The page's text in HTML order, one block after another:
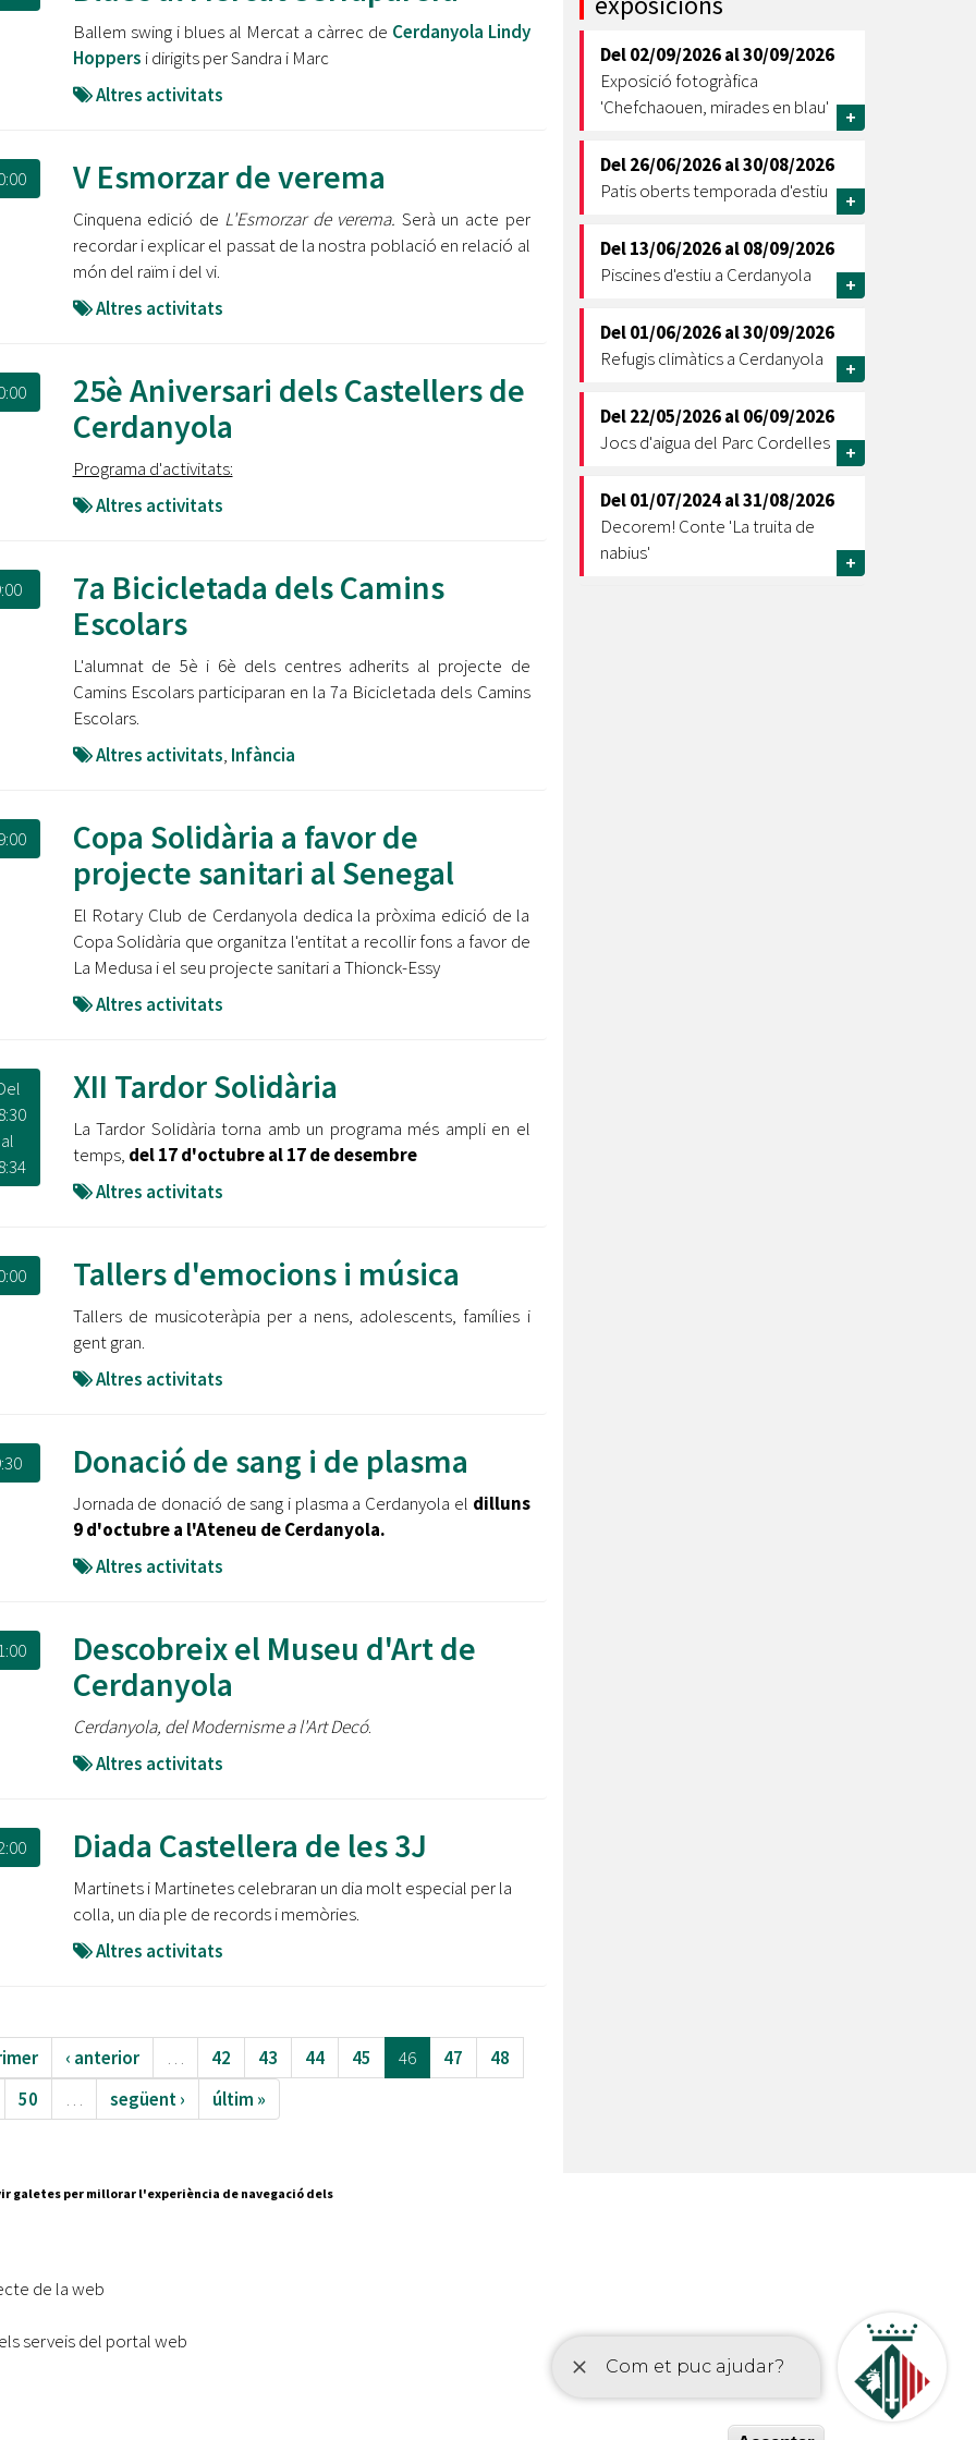
Ètica i Integritat
Retiment de Comptes
Dades Obertes
Catàleg de Serveis i Tràmits
Oberta la convocatòria d'Ajuts per a l'autoocupació
jove 2026
Barris per transformar les Fontetes, Quatre Cantons i
El FIT presenta el cartell de la seva 16a edició i dona el
tret de sortida al festival
L’Ajuntament reparteix ulleres gratuïtes per veure
l'eclipsi solar
Equipaments
Mercats Municipals
Webs Municipals
Ballem swing i blues al Mercat a càrrec de Cerdanyola Lindy
Hoppers i dirigits per Sandra i Marc
Altres activitats
V Esmorzar de verema
Cinquena edició de L'Esmorzar de verema. Serà un acte per
recordar i explicar el passat de la nostra població en relació al
món del raïm i del vi.
Altres activitats
25è Aniversari dels Castellers de
Cerdanyola
Programa d'activitats:
Altres activitats
7a Bicicletada dels Camins
Escolars
L'alumnat de 5è i 6è dels centres adherits al projecte de
Camins Escolars participaran en la 7a Bicicletada dels Camins
Escolars.
Altres activitats, Infància
Copa Solidària a favor de
projecte sanitari al Senegal
El Rotary Club de Cerdanyola dedica la pròxima edició de la
Copa Solidària que organitza l'entitat a recollir fons a favor de
La Medusa i el seu projecte sanitari a Thionck-Essy
Altres activitats
al
XII Tardor Solidària
La Tardor Solidària torna amb un programa més ampli en el
temps, del 17 d'octubre al 17 de desembre
Altres activitats
Tallers d'emocions i música
Tallers de musicoteràpia per a nens, adolescents, famílies i
gent gran.
Altres activitats
Donació de sang i de plasma
Jornada de donació de sang i plasma a Cerdanyola el dilluns
9 d'octubre a l'Ateneu de Cerdanyola.
Altres activitats
Descobreix el Museu d'Art de
Cerdanyola
Cerdanyola, del Modernisme a l'Art Decó.
Altres activitats
Diada Castellera de les 3J
Martinets i Martinetes celebraran un dia molt especial per la
colla, un dia ple de records i memòries.
Altres activitats
‹ anterior … 42 43 44 45 46 47
48
50
… següent › últim »
Del02/09/2026al30/09/2026
Exposició fotogràfica
'Chefchaouen, mirades en blau'
+
Del26/06/2026al30/08/2026
Patis oberts temporada d'estiu
+
Del13/06/2026al08/09/2026
Piscines d'estiu a Cerdanyola
+
Del01/06/2026al30/09/2026
Refugis climàtics a Cerdanyola
+
Del22/05/2026al06/09/2026
Jocs d'aigua del Parc Cordelles
+
Del01/07/2024al31/08/2026
Decorem! Conte 'La truita de
nabius'
+
88 88
galetes per millorar l'experiència de navegació dels
de la web
serveis del portal web